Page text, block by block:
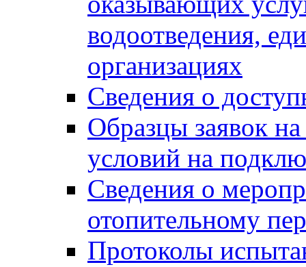
водоотведения,
организациях
Сведения о
Образцы заявок
условий на
Сведения о
отопительному
Протоколы